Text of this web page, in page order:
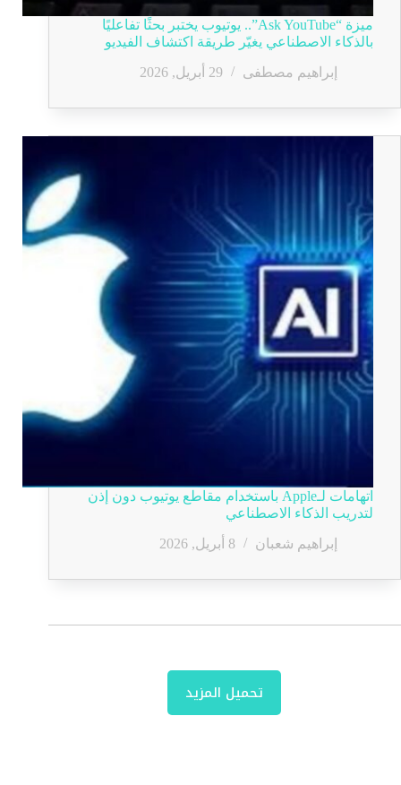
ميزة “Ask YouTube”.. يوتيوب يختبر بحثًا تفاعليًا
بالذكاء الاصطناعي يغيّر طريقة اكتشاف الفيديو
إبراهيم مصطفى
29 أبريل, 2026
اتهامات لـApple باستخدام مقاطع يوتيوب دون إذن
لتدريب الذكاء الاصطناعي
إبراهيم شعبان
8 أبريل, 2026
تحميل المزيد